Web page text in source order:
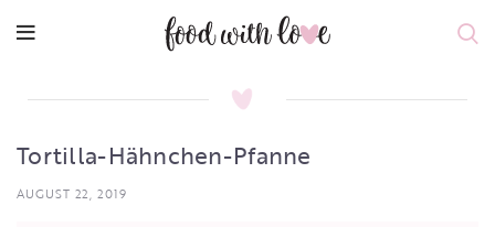
Tortilla-Hähnchen-Pfanne
AUGUST 22, 2019